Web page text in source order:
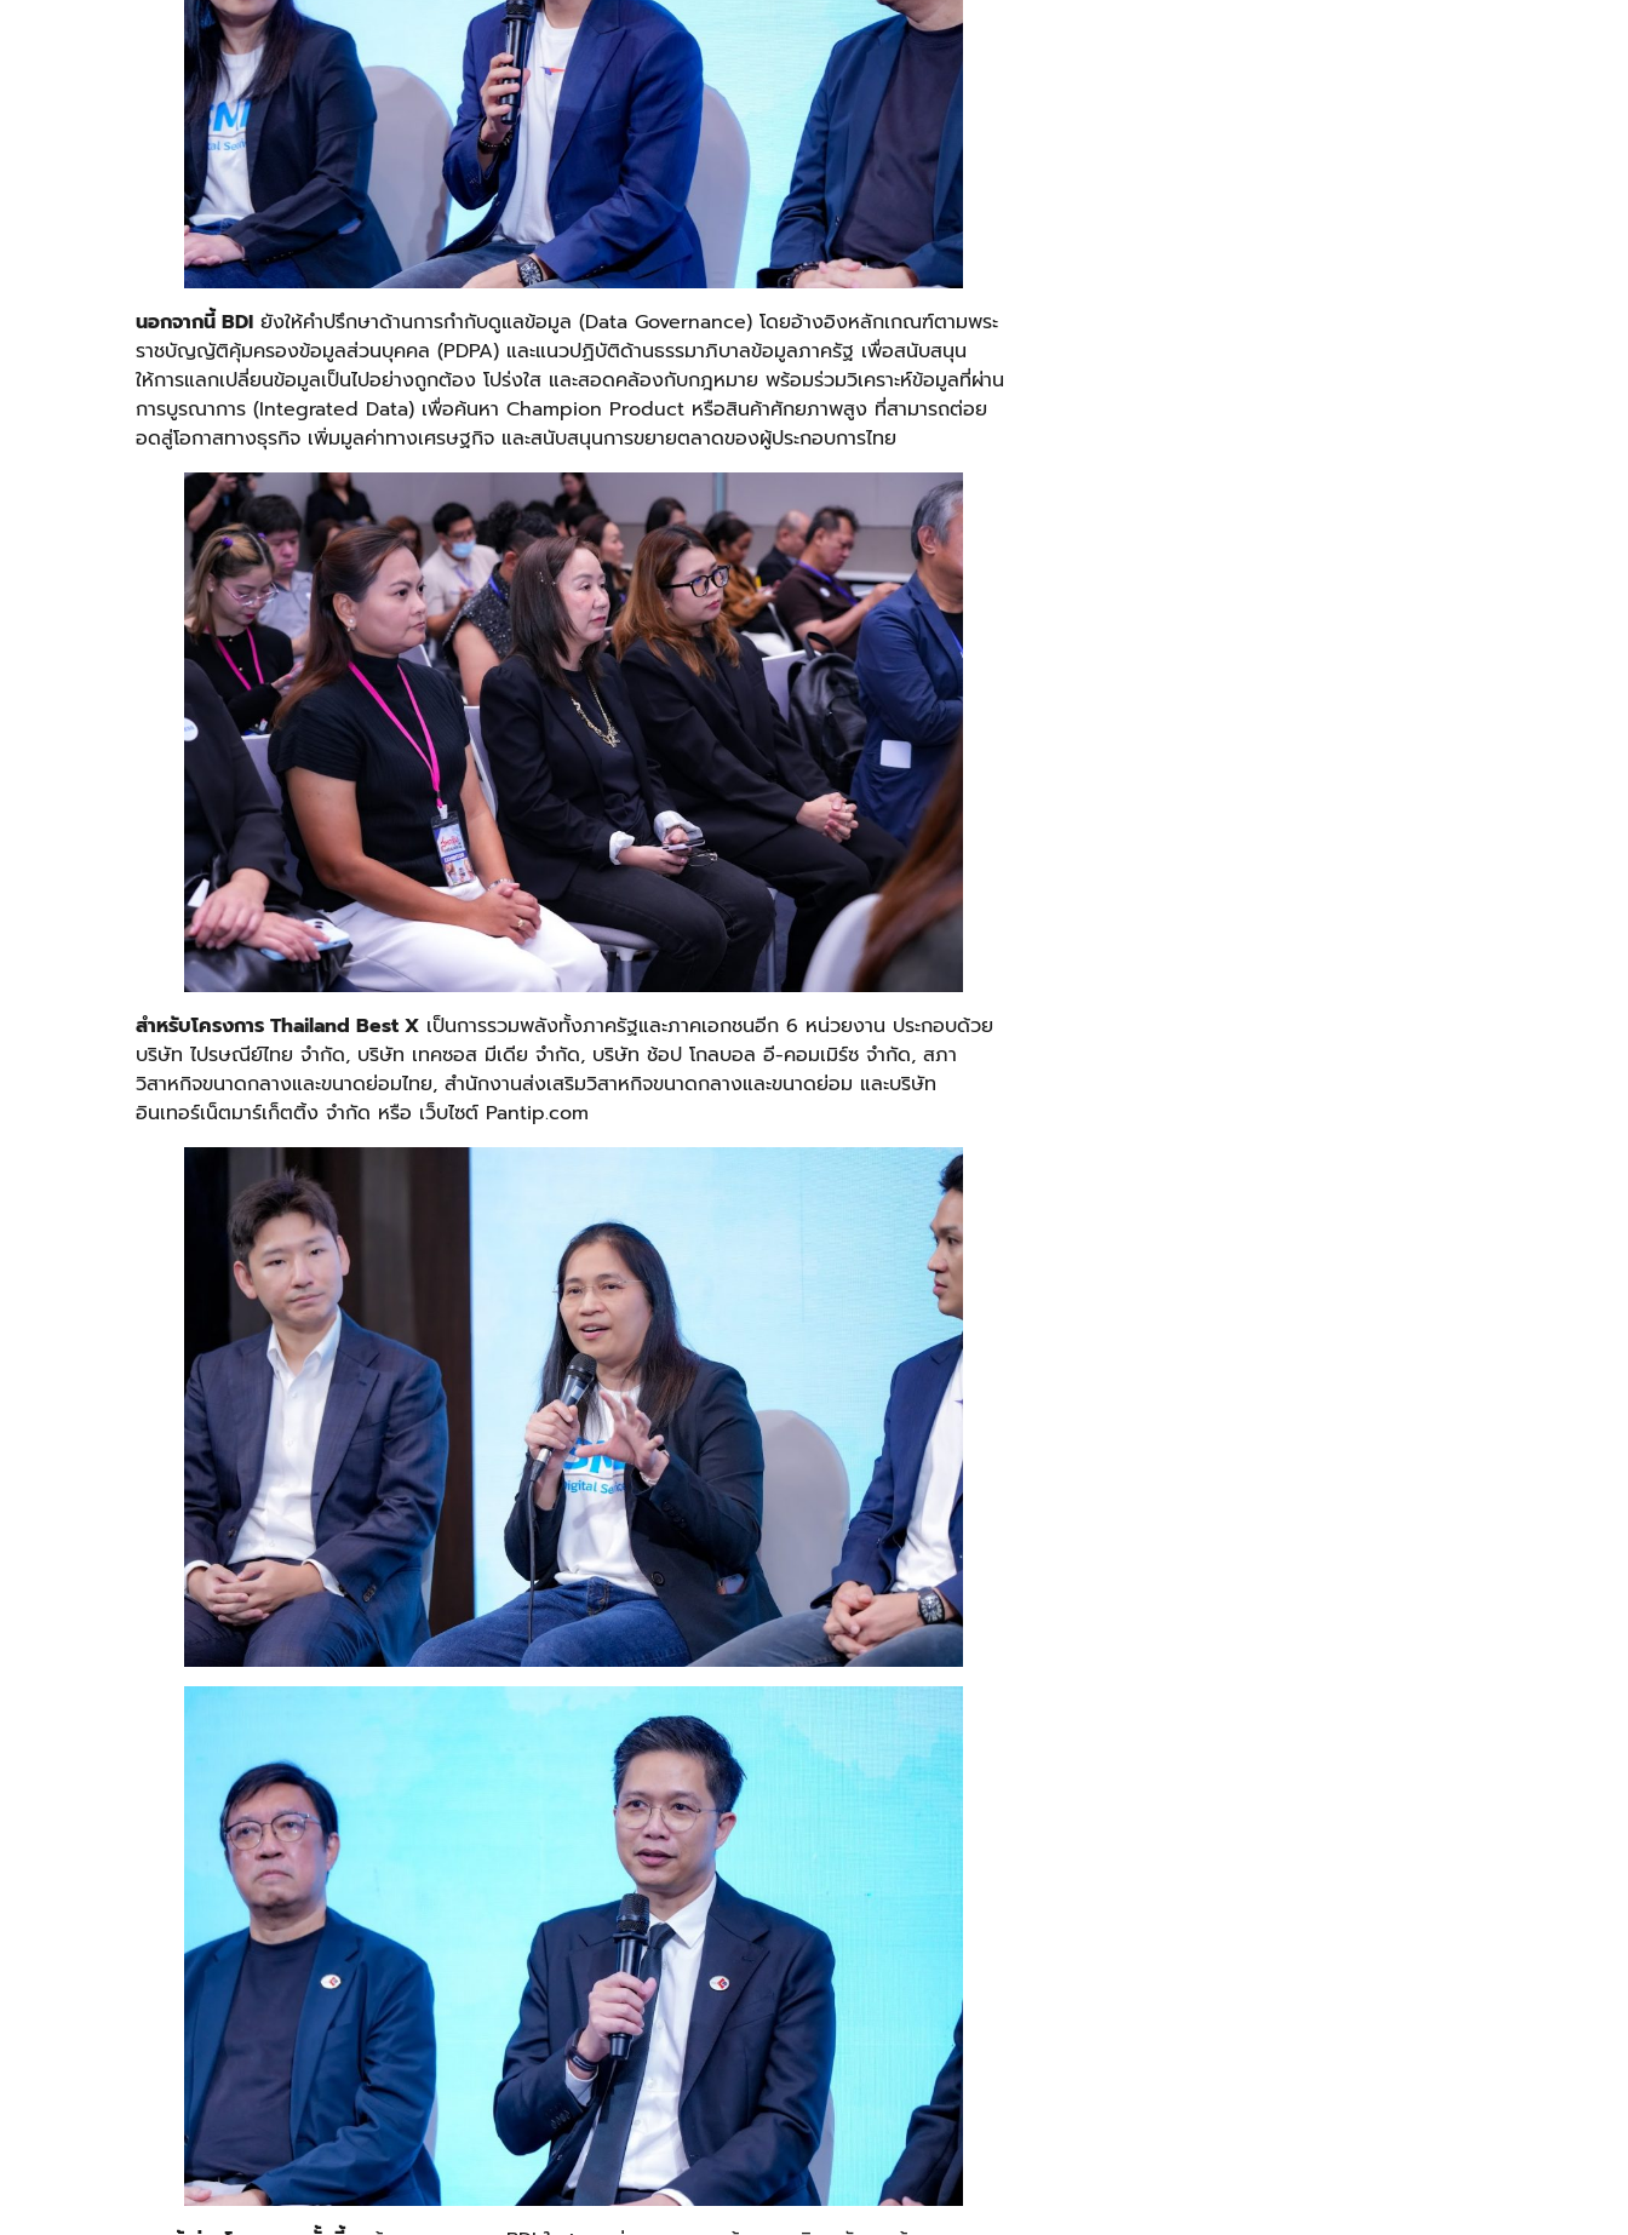
นอกจากนี้ BDI ยังให้คำปรึกษาด้านการกำกับดูแลข้อมูล (Data Governance) โดยอ้างอิงหลักเกณฑ์ตามพระ
ราชบัญญัติคุ้มครองข้อมูลส่วนบุคคล (PDPA) และแนวปฏิบัติด้านธรรมาภิบาลข้อมูลภาครัฐ เพื่อสนับสนุน
ให้การแลกเปลี่ยนข้อมูลเป็นไปอย่างถูกต้อง โปร่งใส และสอดคล้องกับกฎหมาย พร้อมร่วมวิเคราะห์ข้อมูลที่ผ่าน
การบูรณาการ (Integrated Data) เพื่อค้นหา Champion Product หรือสินค้าศักยภาพสูง ที่สามารถต่อย
อดสู่โอกาสทางธุรกิจ เพิ่มมูลค่าทางเศรษฐกิจ และสนับสนุนการขยายตลาดของผู้ประกอบการไทย
สำหรับโครงการ Thailand Best X เป็นการรวมพลังทั้งภาครัฐและภาคเอกชนอีก 6 หน่วยงาน ประกอบด้วย
บริษัท ไปรษณีย์ไทย จำกัด, บริษัท เทคซอส มีเดีย จำกัด, บริษัท ช้อป โกลบอล อี-คอมเมิร์ซ จำกัด, สภา
วิสาหกิจขนาดกลางและขนาดย่อมไทย, สำนักงานส่งเสริมวิสาหกิจขนาดกลางและขนาดย่อม และบริษัท
อินเทอร์เน็ตมาร์เก็ตติ้ง จำกัด หรือ เว็บไซต์ Pantip.com